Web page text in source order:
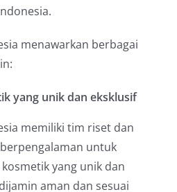
menawarkan berbagai
yang unik dan eksklusif
memiliki tim riset dan
untuk
yang unik dan
aman dan sesuai